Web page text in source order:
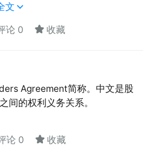
文 
评论 0  收藏
Agreement简称。中文是股
间的权利义务关系。
评论 0  收藏